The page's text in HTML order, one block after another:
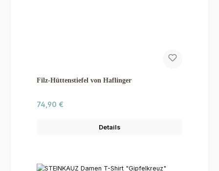
Filz-Hüttenstiefel von Haflinger
Regulärer Preis:
74,90 €
Details